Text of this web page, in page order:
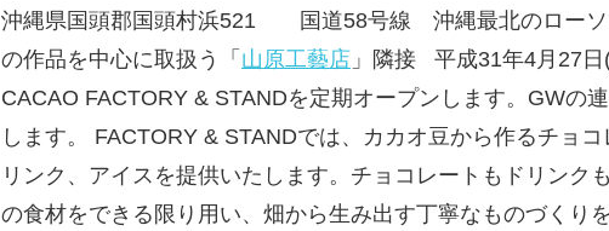
沖縄県国頭郡国頭村浜521 国道58号線 沖縄最北のローソ
の作品を中心に取扱う「 山原工藝店 」隣接 平成31年4月27日
CACAO FACTORY & STANDを定期オープンします。GWの
します。 FACTORY & STANDでは、カカオ豆から作るチョ
リンク、アイスを提供いたします。チョコレートもドリンク
の食材をできる限り用い、畑から生み出す丁寧なものづくり